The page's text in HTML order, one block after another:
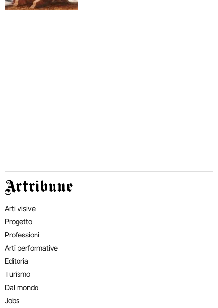
Artribune
Arti visive
Progetto
Professioni
Arti performative
Editoria
Turismo
Dal mondo
Jobs